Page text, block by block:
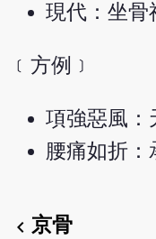
現代：坐骨
﹝方例﹞
項強惡風：
腰痛如折：
chevron_left京骨